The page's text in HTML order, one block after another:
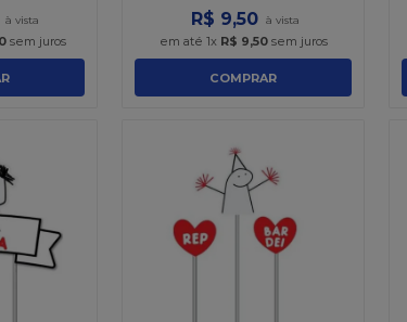
sem juros
R$ 9,50
em até 1x R$ 9,50sem juros
COMPRAR